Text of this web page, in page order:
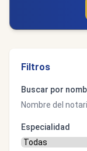
Filtros
Buscar por
Especialidad